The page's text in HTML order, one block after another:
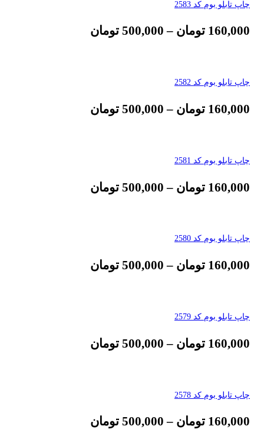
چاپ تابلو بوم کد 2583
160,000 تومان –
500,000 تومان
چاپ تابلو بوم کد 2582
160,000 تومان –
500,000 تومان
چاپ تابلو بوم کد 2581
160,000 تومان –
500,000 تومان
چاپ تابلو بوم کد 2580
160,000 تومان –
500,000 تومان
چاپ تابلو بوم کد 2579
160,000 تومان –
500,000 تومان
چاپ تابلو بوم کد 2578
160,000 تومان –
500,000 تومان